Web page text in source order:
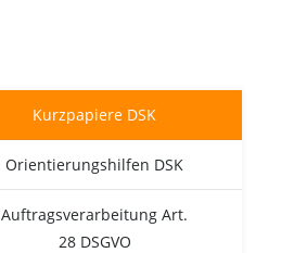
Kurz­pa­pie­re DSK
Ori­en­tie­rungs­hil­fen DSK
Auf­trags­ver­ar­bei­tung Art.
28 DSGVO